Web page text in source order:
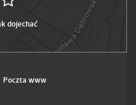
dojechać
Poczta www